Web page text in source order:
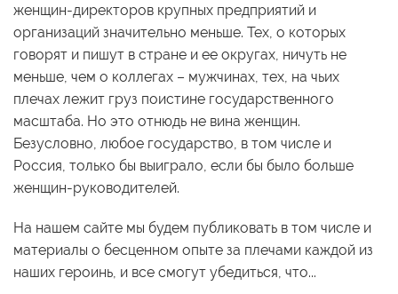
женщин-директоров крупных предприятий и
организаций значительно меньше. Тех, о которых
говорят и пишут в стране и ее округах, ничуть не
меньше, чем о коллегах – мужчинах, тех, на чьих
плечах лежит груз поистине государственного
масштаба. Но это отнюдь не вина женщин.
Безусловно, любое государство, в том числе и
Россия, только бы выиграло, если бы было больше
женщин-руководителей.
На нашем сайте мы будем публиковать в том числе и
материалы о бесценном опыте за плечами каждой из
наших героинь, и все смогут убедиться, что...